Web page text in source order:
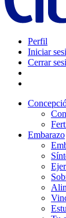
Perfil
Iniciar
Cerrar
Embarazo